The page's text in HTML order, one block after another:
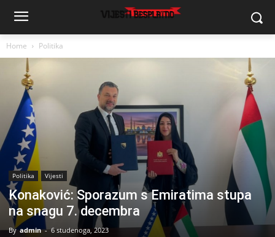
Home Politika
Politika Vijesti
Konaković: Sporazum s Emiratima stupa
na snagu 7. decembra
By admin - 6 studenoga, 2023